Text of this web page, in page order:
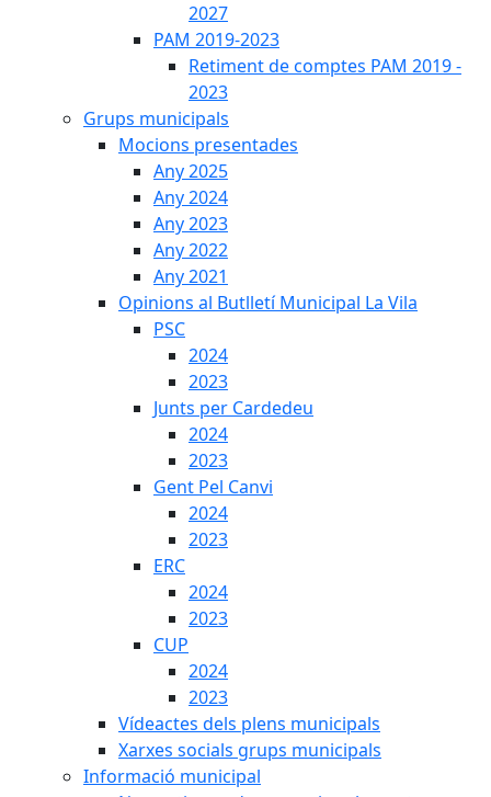
2027
PAM 2019-2023
Retiment de comptes PAM 2019 -
2023
Grups municipals
Mocions presentades
Any 2025
Any 2024
Any 2023
Any 2022
Any 2021
Opinions al Butlletí Municipal La Vila
PSC
2024
2023
Junts per Cardedeu
2024
2023
Gent Pel Canvi
2024
2023
ERC
2024
2023
CUP
2024
2023
Vídeactes dels plens municipals
Xarxes socials grups municipals
Informació municipal